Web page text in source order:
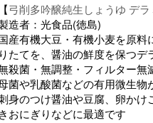
【弓削多吟醸純生しょうゆ デ
造者：光食品(徳島)
産有機大豆・有機小麦を原
りたてを、醤油の鮮度を保つ
殺菌・無調整・フィルター
菌や乳酸菌などの有用微生
身のつけ醤油や豆腐、卵か
きおにぎりなどに最適です